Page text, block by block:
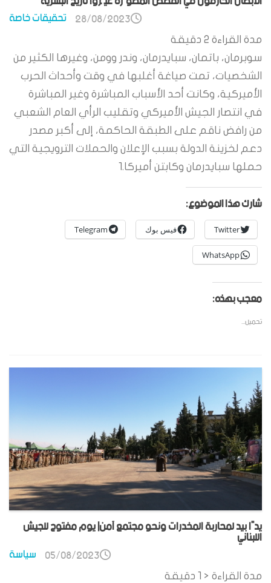
تحقيقات خاصة 28/08/2023
مدة القراءة 2 دقيقة
سوبرمان، باتمان، سبايدرمان، وندر وومن، وغيرها الكثير من
الشخصيات، تمت صياغة أغلبها في وقت وأحداث الحرب
الأميركية، وكانت أحد الأسباب المباشرة وغير المباشرة
في انتصار الجيش الأميركي وتقليب الرأي العام الشعبي
من رافض ناقم على الطبقة الحاكمة، إلى أكبر مصدر
دعم لخزينة الدولة بسبب الإعلان والحملات الترويجية التي
حملها سبايدرمان وكابتن أميركا.1
شارك هذا الموضوع:
Twitter فيس بوك Telegram
WhatsApp
معجب بهذه:
تحميل...
يدًا بيد لمحاربة المخدرات ونحو مجتمع آمن| يوم مفتوح للجيش
اللبناني
سياسة 05/08/2023
مدة القراءة < 1
دقيقة